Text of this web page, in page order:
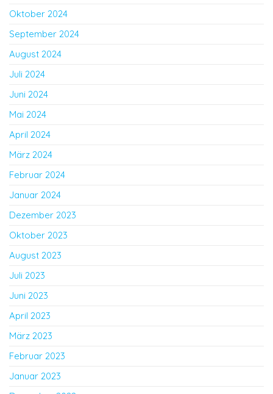
Oktober 2024
September 2024
August 2024
Juli 2024
Juni 2024
Mai 2024
April 2024
März 2024
Februar 2024
Januar 2024
Dezember 2023
Oktober 2023
August 2023
Juli 2023
Juni 2023
April 2023
März 2023
Februar 2023
Januar 2023